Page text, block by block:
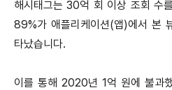
해시태그는 30억 회 이상 조회 수
89%가 애플리케이션(앱)에서 본
타났습니다.
이를 통해 2020년 1억 원에 불과